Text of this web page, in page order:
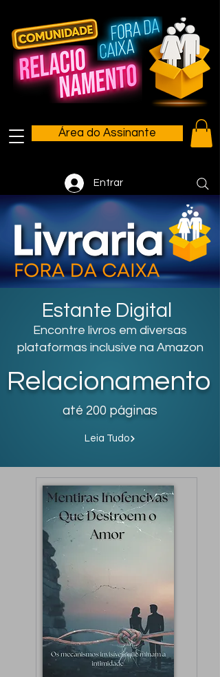
Área do Assinante
Entrar
Estante Digital
Encontre livros em diversas
plataformas inclusive na Amazon
Relacionamento
até 200 páginas
Leia Tudo